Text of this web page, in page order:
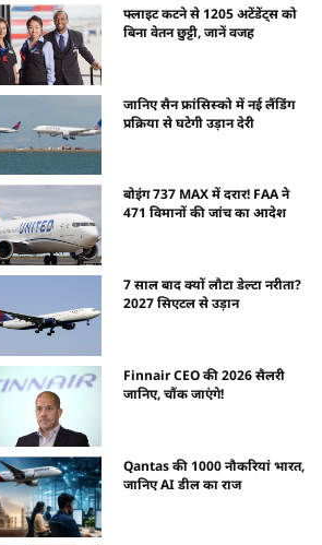
फ्लाइट कटने से 1205 अटेंडेंट्स को
बिना वेतन छुट्टी, जानें वजह
जानिए सैन फ्रांसिस्को में नई लैंडिंग
प्रक्रिया से घटेगी उड़ान देरी
बोइंग 737 MAX में दरार! FAA ने
471 विमानों की जांच का आदेश
7 साल बाद क्यों लौटा डेल्टा नरीता?
2027 सिएटल से उड़ान
Finnair CEO की 2026 सैलरी
जानिए, चौंक जाएंगे!
Qantas की 1000 नौकरियां भारत,
जानिए AI डील का राज